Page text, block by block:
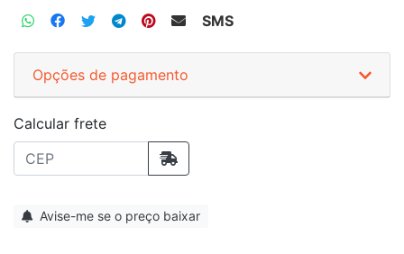
SMS
Opções de pagamento
Calcular frete
Avise-me se o preço baixar